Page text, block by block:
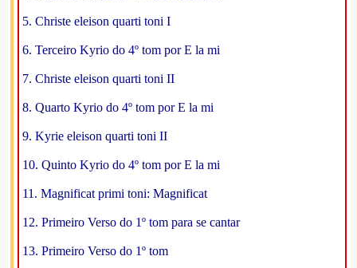
5. Christe eleison quarti toni I
6. Terceiro Kyrio do 4º tom por E la mi
7. Christe eleison quarti toni II
8. Quarto Kyrio do 4º tom por E la mi
9. Kyrie eleison quarti toni II
10. Quinto Kyrio do 4º tom por E la mi
11. Magnificat primi toni: Magnificat
12. Primeiro Verso do 1º tom para se cantar
13. Primeiro Verso do 1º tom